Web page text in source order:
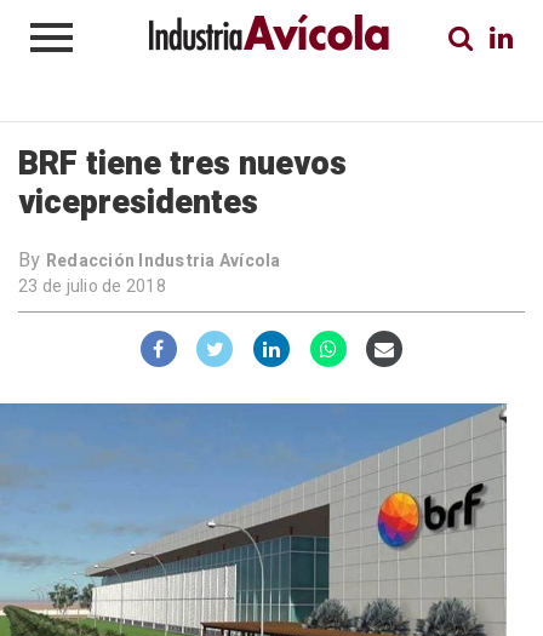
BRF tiene tres nuevos
vicepresidentes
By Redacción Industria Avícola
23 de julio de 2018